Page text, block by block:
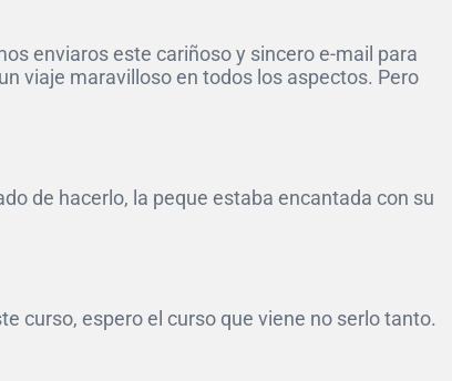
enviaros este cariñoso y sincero e-mail para
viaje maravilloso en todos los aspectos. Pero
de hacerlo, la peque estaba encantada con su
curso, espero el curso que viene no serlo tanto.